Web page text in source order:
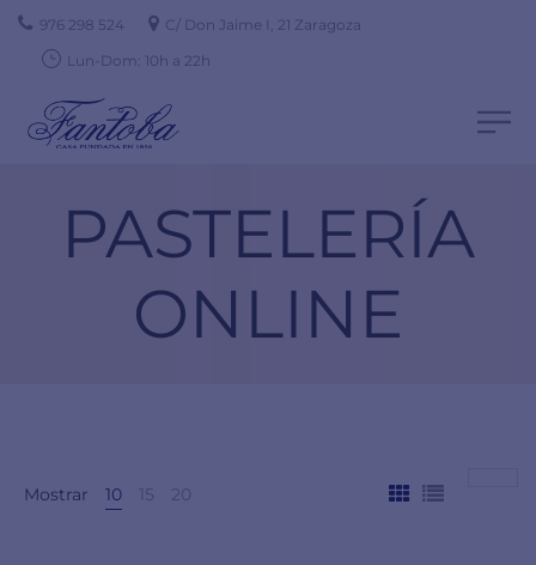
976 298 524
C/ Don Jaime I, 21 Zaragoza
Lun-Dom: 10h a 22h
PASTELERÍA
ONLINE
Mostrar 10 15 20